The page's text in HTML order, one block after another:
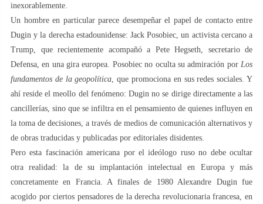
inexorablemente.
Un hombre en particular parece desempeñar el papel de contacto entre
Dugin y la derecha estadounidense: Jack Posobiec, un activista cercano a
Trump, que recientemente acompañó a Pete Hegseth, secretario de
Defensa, en una gira europea. Posobiec no oculta su admiración por Los
fundamentos de la geopolítica , que promociona en sus redes sociales. Y
ahí reside el meollo del fenómeno: Dugin no se dirige directamente a las
cancillerías, sino que se infiltra en el pensamiento de quienes influyen en
la toma de decisiones, a través de medios de comunicación alternativos y
de obras traducidas y publicadas por editoriales disidentes.
Pero esta fascinación americana por el ideólogo ruso no debe ocultar
otra realidad: la de su implantación intelectual en Europa y más
concretamente en Francia. A finales de 1980 Alexandre Dugin fue
acogido por ciertos pensadores de la derecha revolucionaria francesa, en